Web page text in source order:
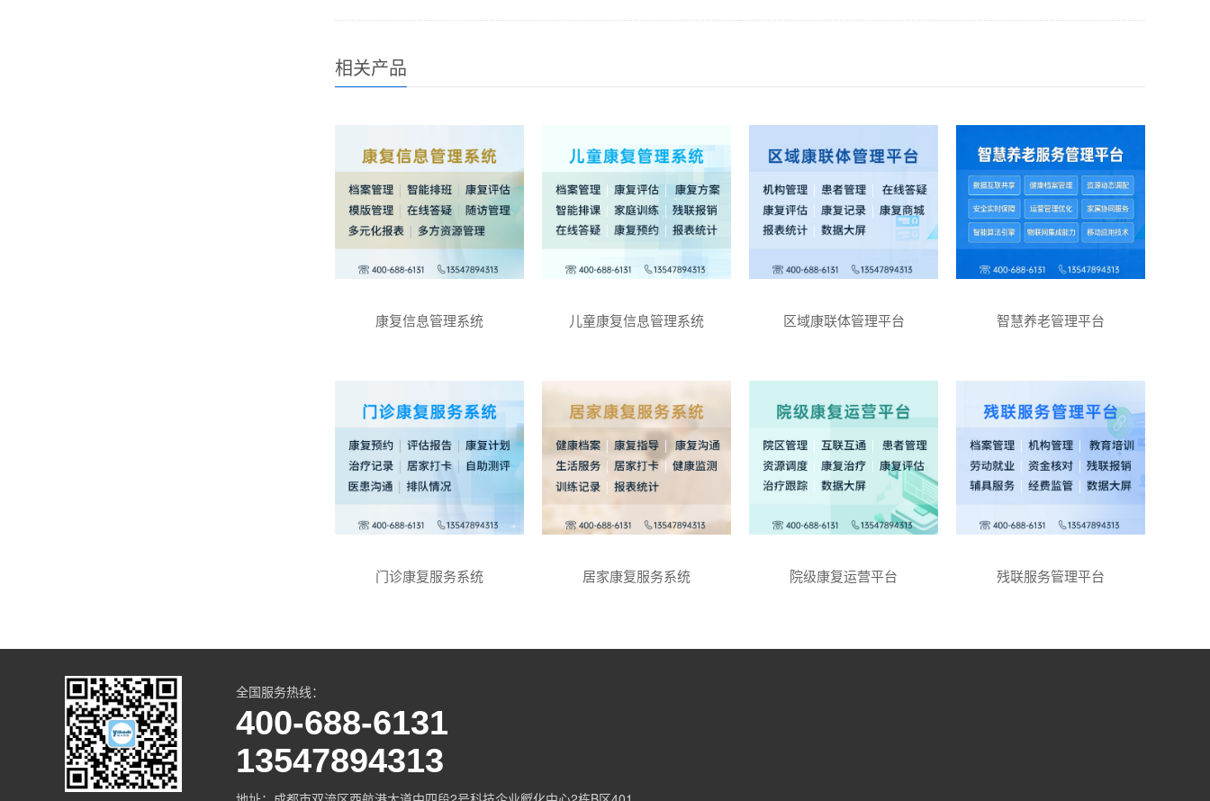
相关产品
康复信息管理系统 儿童康复信息管理系统 区域康联体管理平台 智慧养老管理平台
门诊康复服务系统 居家康复服务系统 院级康复运营平台 残联服务管理平台
全国服务热线：
400-688-6131
13547894313